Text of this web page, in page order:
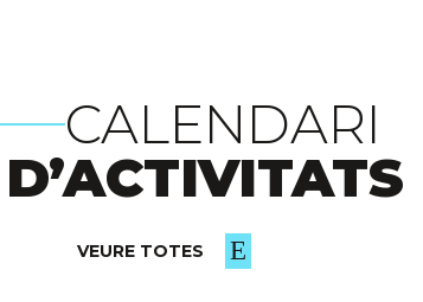
CALENDARI
D’ACTIVITATS
VEURE TOTES